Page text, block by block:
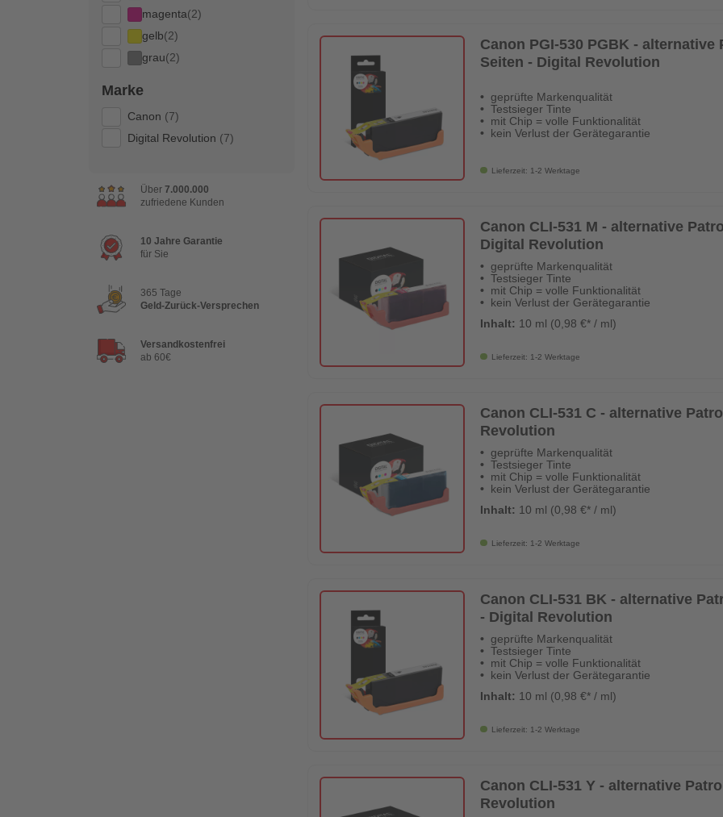
magenta(2)
gelb(2)
grau(2)
Marke
Canon (7)
Digital Revolution (7)
Über 7.000.000
zufriedene Kunden
10 Jahre Garantie
für Sie
365 Tage
Geld-Zurück-Versprechen
Versandkostenfrei
ab 60€
Canon PGI-530 PGBK -
Seiten - Digital Revolution
geprüfte Markenqualität
Testsieger Tinte
mit Chip = volle Funktionalität
kein Verlust der Gerätegarantie
Lieferzeit: 1-2 Werktage
Canon CLI-531 M - alternative
Digital Revolution
geprüfte Markenqualität
Testsieger Tinte
mit Chip = volle Funktionalität
kein Verlust der Gerätegarantie
Inhalt: 10 ml (0,98 €* / ml)
Lieferzeit: 1-2 Werktage
Canon CLI-531 C - alternative
Revolution
geprüfte Markenqualität
Testsieger Tinte
mit Chip = volle Funktionalität
kein Verlust der Gerätegarantie
Inhalt: 10 ml (0,98 €* / ml)
Lieferzeit: 1-2 Werktage
Canon CLI-531 BK - alternative
- Digital Revolution
geprüfte Markenqualität
Testsieger Tinte
mit Chip = volle Funktionalität
kein Verlust der Gerätegarantie
Inhalt: 10 ml (0,98 €* / ml)
Lieferzeit: 1-2 Werktage
Canon CLI-531 Y - alternative
Revolution